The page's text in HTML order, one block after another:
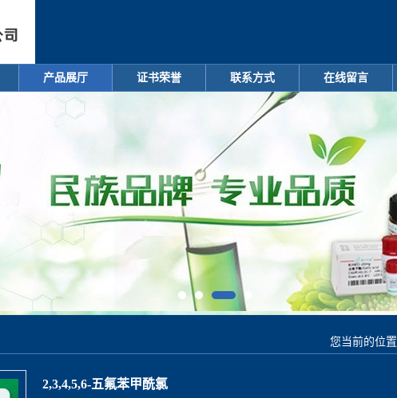
产品展厅 证书荣誉 联系方式 在线留言
您当前的位置
2,3,4,5,6-五氟苯甲酰氯